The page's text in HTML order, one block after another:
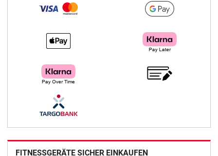
FITNESSGERÄTE SICHER EINKAUFEN